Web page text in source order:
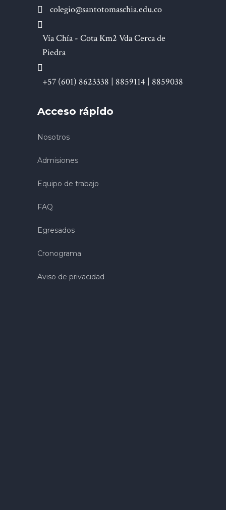
colegio@santotomaschia.edu.co
Vía Chía - Cota Km2 Vda Cerca de
Piedra
+57 (601) 8623338 | 8859114 | 8859038
Acceso rápido
Nosotros
Admisiones
Equipo de trabajo
FAQ
Egresados
Cronograma
Aviso de privacidad